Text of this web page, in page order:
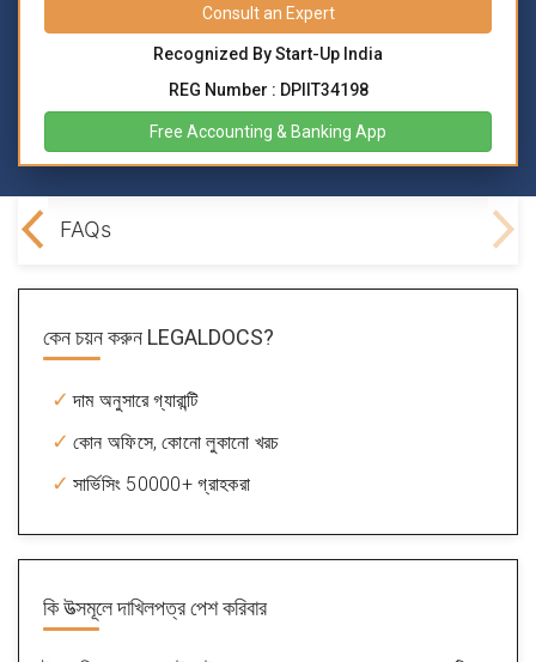
Consult an Expert
Recognized By Start-Up India
REG Number : DPIIT34198
Free Accounting & Banking App
FAQs
কেন চয়ন করুন LEGALDOCS?
দাম অনুসারে গ্যারান্টি
কোন অফিসে, কোনো লুকানো খরচ
সার্ভিসিং 50000+ গ্রাহকরা
কিউত্সমূলে দাখিলপত্র পেশ করিবার